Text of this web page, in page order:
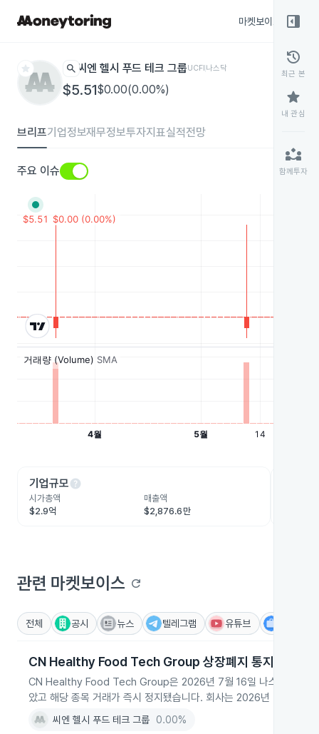
마켓보이스
star search 씨엔 헬시 푸드 테크 그룹UCFI나스닥
$5.51$0.00(0.00%)
브리프기업정보재무정보투자지표실적전망
주요 이슈
기업규모help
시가총액
$2.9억
매출액
$2,876.6만
관련 마켓보이스 refresh
전체 공시 뉴스 텔레그램 유튜브
CN Healthy Food Tech Group 상장폐지 통지
CN Healthy Food Tech Group은 2026년 7월 16일 나스닥으로부
았고 해당 종목 거래가 즉시 정지됐습니다. 회사는 2026년 7월 23일
씨엔 헬시 푸드 테크 그룹 0.00%
right_panel_open
history
최근 본
star
내 관심
partner_exchange
함께투자